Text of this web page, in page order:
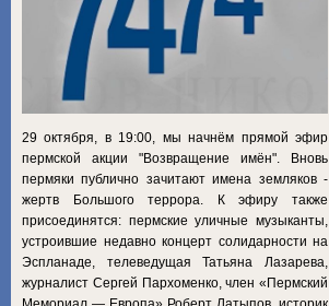
29 октября, в 19:00, мы начнём прямой эфир
пермской акции "Возвращение имён". Вновь
пермяки публично зачитают имена земляков -
жертв Большого террора. К эфиру также
присоединятся: пермские уличные музыканты,
устроившие недавно концерт солидарности на
Эспланаде, телеведущая Татьяна Лазарева,
журналист Сергей Пархоменко, член «Пермский